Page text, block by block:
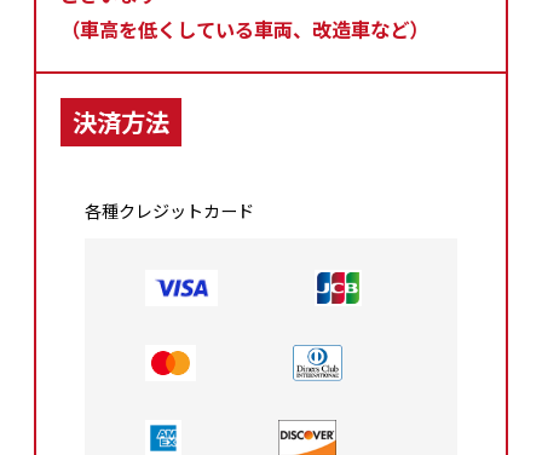
（車高を低くしている車両、改造車など）
決済方法
各種クレジットカード